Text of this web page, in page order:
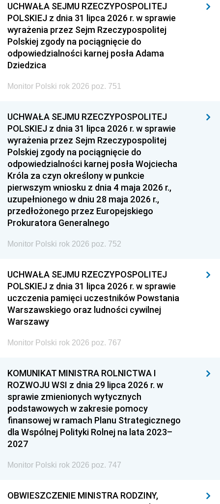
UCHWAŁA SEJMU RZECZYPOSPOLITEJ
POLSKIEJ z dnia 31 lipca 2026 r. w sprawie
wyrażenia przez Sejm Rzeczypospolitej
Polskiej zgody na pociągnięcie do
odpowiedzialności karnej posła Adama
Dziedzica
Monitor Polski rok 2026 poz. 751
UCHWAŁA SEJMU RZECZYPOSPOLITEJ
POLSKIEJ z dnia 31 lipca 2026 r. w sprawie
wyrażenia przez Sejm Rzeczypospolitej
Polskiej zgody na pociągnięcie do
odpowiedzialności karnej posła Wojciecha
Króla za czyn określony w punkcie
pierwszym wniosku z dnia 4 maja 2026 r.,
uzupełnionego w dniu 28 maja 2026 r.,
przedłożonego przez Europejskiego
Prokuratora Generalnego
Monitor Polski rok 2026 poz. 752
UCHWAŁA SEJMU RZECZYPOSPOLITEJ
POLSKIEJ z dnia 31 lipca 2026 r. w sprawie
uczczenia pamięci uczestników Powstania
Warszawskiego oraz ludności cywilnej
Warszawy
Monitor Polski rok 2026 poz. 767
KOMUNIKAT MINISTRA ROLNICTWA I
ROZWOJU WSI z dnia 29 lipca 2026 r. w
sprawie zmienionych wytycznych
podstawowych w zakresie pomocy
finansowej w ramach Planu Strategicznego
dla Wspólnej Polityki Rolnej na lata 2023–
2027
Monitor Polski rok 2026 poz. 747
OBWIESZCZENIE MINISTRA RODZINY,